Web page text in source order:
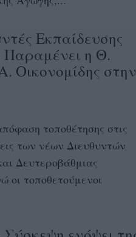
Εκπαίδευσης
η Θ.
Οικονομίδης στην
τοποθέτησης στις
των νέων Διευθυντών
Δευτεροβάθμιας
οι τοποθετούμενοι